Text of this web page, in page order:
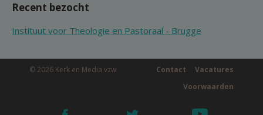
Recent bezocht
Instituut voor Theologie en Pastoraal - Brugge
© 2026 Kerk en Media vzw Vacatures
Contact
Voorwaarden